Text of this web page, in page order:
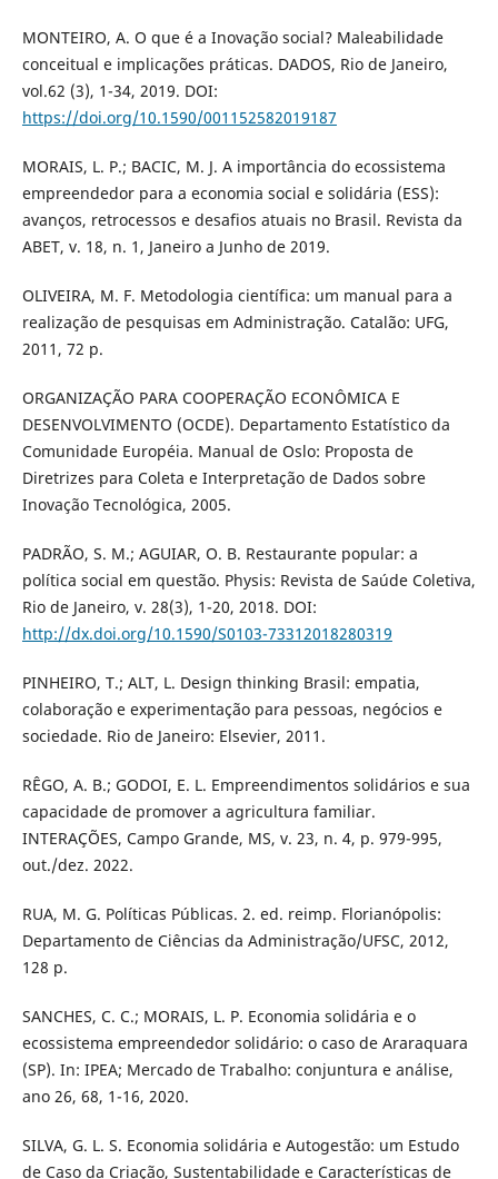
MONTEIRO, A. O que é a Inovação social? Maleabilidade
conceitual e implicações práticas. DADOS, Rio de Janeiro,
vol.62 (3), 1-34, 2019. DOI:
https://doi.org/10.1590/001152582019187
MORAIS, L. P.; BACIC, M. J. A importância do ecossistema
empreendedor para a economia social e solidária (ESS):
avanços, retrocessos e desafios atuais no Brasil. Revista da
ABET, v. 18, n. 1, Janeiro a Junho de 2019.
OLIVEIRA, M. F. Metodologia científica: um manual para a
realização de pesquisas em Administração. Catalão: UFG,
2011, 72 p.
ORGANIZAÇÃO PARA COOPERAÇÃO ECONÔMICA E
DESENVOLVIMENTO (OCDE). Departamento Estatístico da
Comunidade Européia. Manual de Oslo: Proposta de
Diretrizes para Coleta e Interpretação de Dados sobre
Inovação Tecnológica, 2005.
PADRÃO, S. M.; AGUIAR, O. B. Restaurante popular: a
política social em questão. Physis: Revista de Saúde Coletiva,
Rio de Janeiro, v. 28(3), 1-20, 2018. DOI:
http://dx.doi.org/10.1590/S0103-73312018280319
PINHEIRO, T.; ALT, L. Design thinking Brasil: empatia,
colaboração e experimentação para pessoas, negócios e
sociedade. Rio de Janeiro: Elsevier, 2011.
RÊGO, A. B.; GODOI, E. L. Empreendimentos solidários e sua
capacidade de promover a agricultura familiar.
INTERAÇÕES, Campo Grande, MS, v. 23, n. 4, p. 979-995,
out./dez. 2022.
RUA, M. G. Políticas Públicas. 2. ed. reimp. Florianópolis:
Departamento de Ciências da Administração/UFSC, 2012,
128 p.
SANCHES, C. C.; MORAIS, L. P. Economia solidária e o
ecossistema empreendedor solidário: o caso de Araraquara
(SP). In: IPEA; Mercado de Trabalho: conjuntura e análise,
ano 26, 68, 1-16, 2020.
SILVA, G. L. S. Economia solidária e Autogestão: um Estudo
de Caso da Criação, Sustentabilidade e Características de